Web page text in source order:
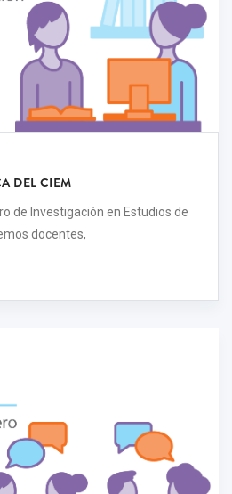
DEL CIEM
de Investigación en Estudios de
docentes,